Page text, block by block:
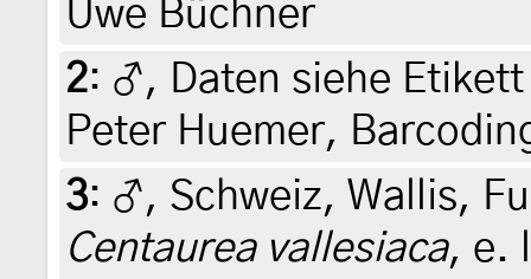
Uwe Büchner
2: ♂, Daten siehe
Peter Huemer,
3: ♂, Schweiz, Wallis,
Centaurea vallesiaca, e.